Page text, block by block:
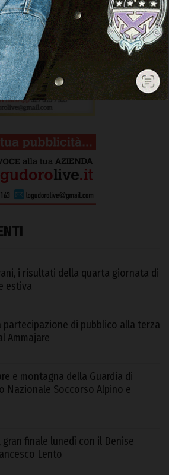
i risultati della quarta giornata di
estiva
partecipazione di pubblico alla terza
Ammajare
e montagna della Guardia di
Nazionale Soccorso Alpino e
gran finale lunedì con il Denise
Lento